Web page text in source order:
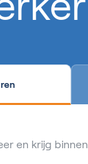
en krijg binnen